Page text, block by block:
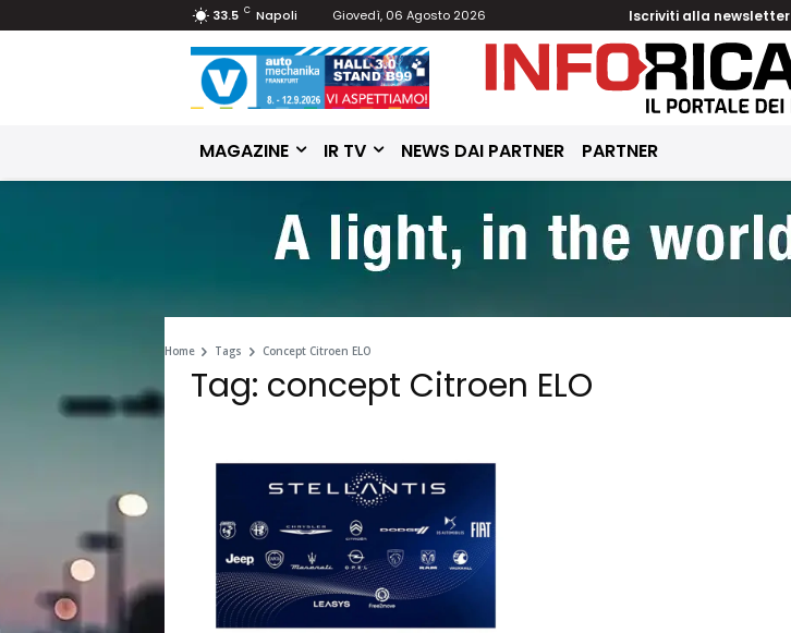
33.5 C Napoli Giovedì, 06 Agosto 2026 Iscriviti alla newsletter
MAGAZINE IR TV NEWS DAI PARTNER PARTNER
Home Tags Concept Citroen ELO
Tag: concept Citroen ELO